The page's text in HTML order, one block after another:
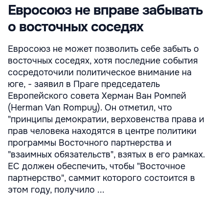
Евросоюз не вправе забывать
о восточных соседях
Евросоюз не может позволить себе забыть о
восточных соседях, хотя последние события
сосредоточили политическое внимание на
юге, - заявил в Праге председатель
Европейского совета Херман Ван Ромпей
(Herman Van Rompuy). Он отметил, что
"принципы демократии, верховенства права и
прав человека находятся в центре политики
программы Восточного партнерства и
"взаимных обязательств", взятых в его рамках.
ЕС должен обеспечить, чтобы "Восточное
партнерство", саммит которого состоится в
этом году, получило ...